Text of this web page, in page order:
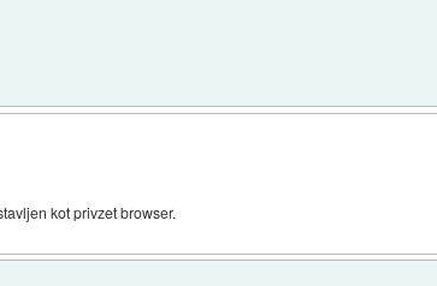
kot privzet browser.